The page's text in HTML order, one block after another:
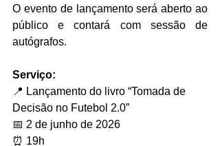
O evento de lançamento será aberto ao
público e contará com sessão de
autógrafos.
Serviço:
📍 Lançamento do livro “Tomada de
Decisão no Futebol 2.0”
📅 2 de junho de 2026
⏰ 19h